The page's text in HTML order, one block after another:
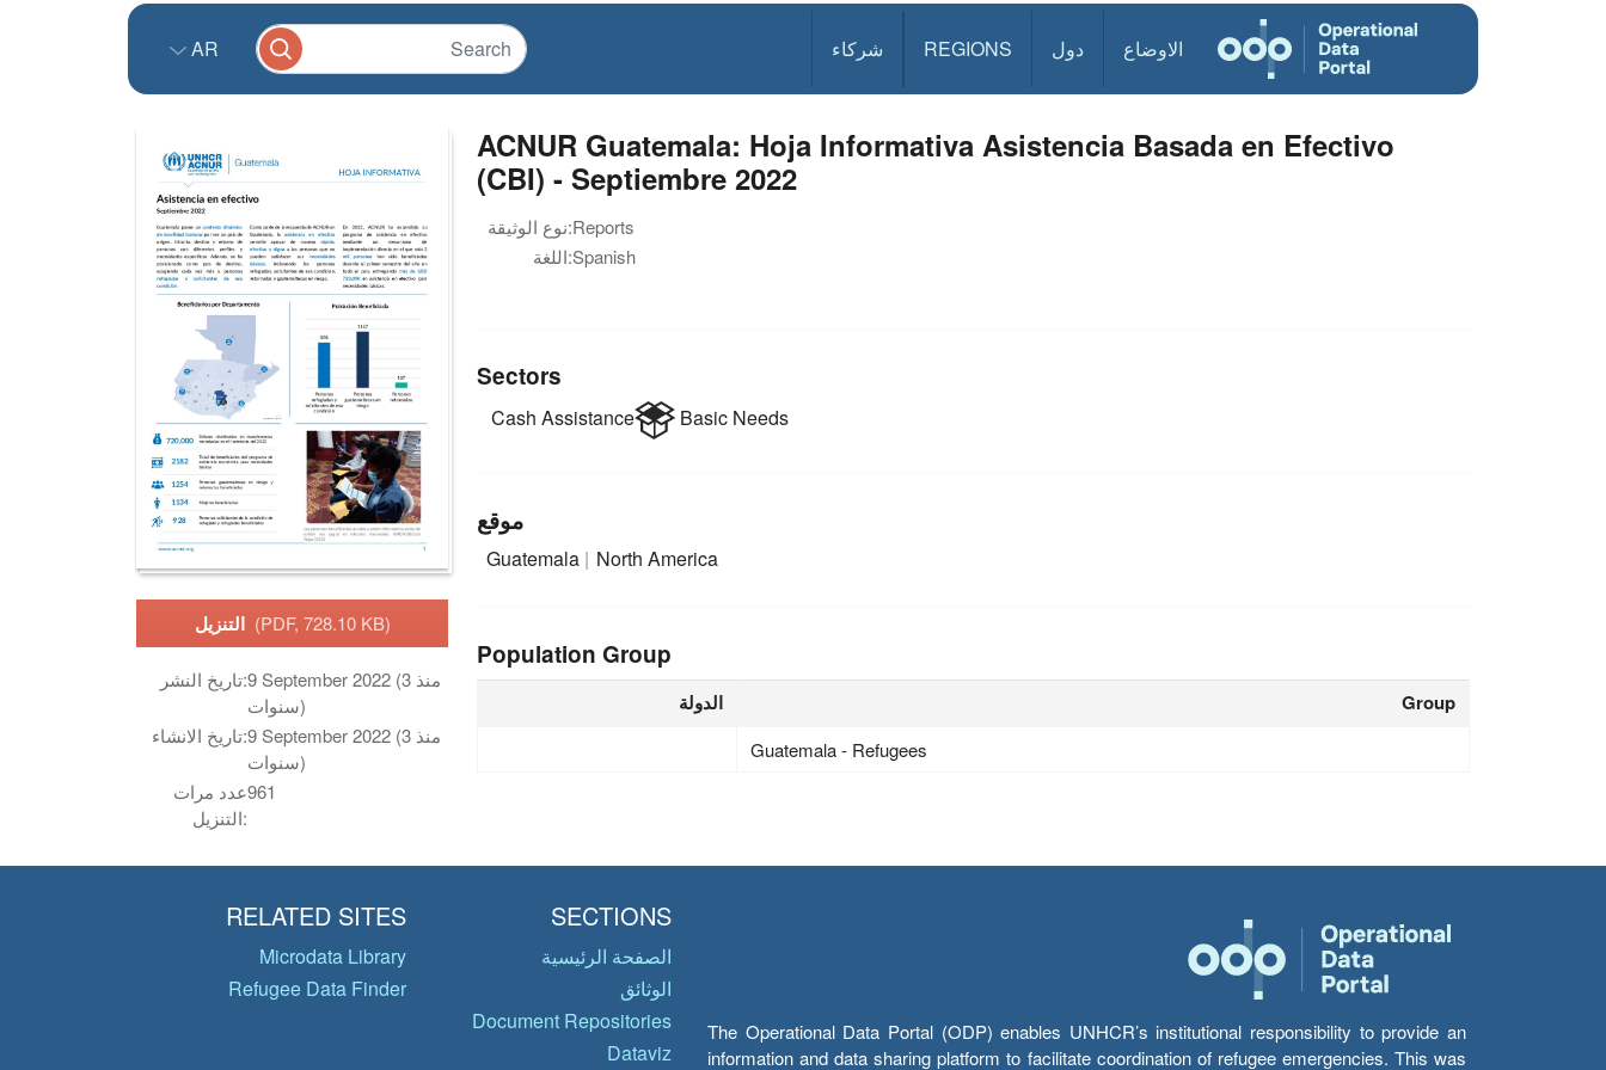
الاوضاع دول REGIONS شركاء AR
التنزيل (PDF, 728.10 KB)
تاريخ النشر:9 September 2022 (منذ 3
سنوات)
تاريخ الانشاء:9 September 2022 (منذ 3
سنوات)
عدد مرات
التنزيل:
961
ACNUR Guatemala: Hoja Informativa Asistencia Basada en Efectivo
(CBI) - Septiembre 2022
نوع الوثيقة:Reports
اللغة:Spanish
Sectors
Cash Assistance Basic Needs
موقع
Guatemala North America
Population Group
الدولة Group
Guatemala - Refugees
The Operational Data Portal (ODP) enables UNHCR’s institutional responsibility to provide an
information and data sharing platform to facilitate coordination of refugee emergencies. This was
SECTIONS
الصفحة الرئيسية
الوثائق
Document Repositories
Dataviz
RELATED SITES
Microdata Library
Refugee Data Finder